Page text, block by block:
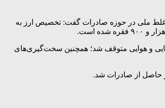
غلط ملی در حوزه صادرات گفت: تخصیص ارز به
بسیاری از صادرات استان از مسیر دریایی و هوایی متوقف شد؛ همچنین سخت‌گیری‌های
حاصل از صادرات شد.